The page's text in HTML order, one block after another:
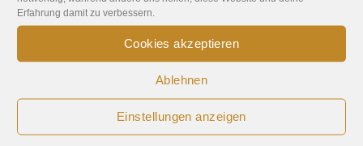
Erfahrung damit zu verbessern.
Cookies akzeptieren
Ablehnen
Einstellungen anzeigen
E-Mail-Adresse*